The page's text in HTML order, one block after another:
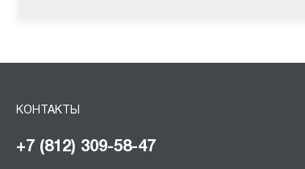
КОНТАКТЫ
+7 (812) 309-58-47